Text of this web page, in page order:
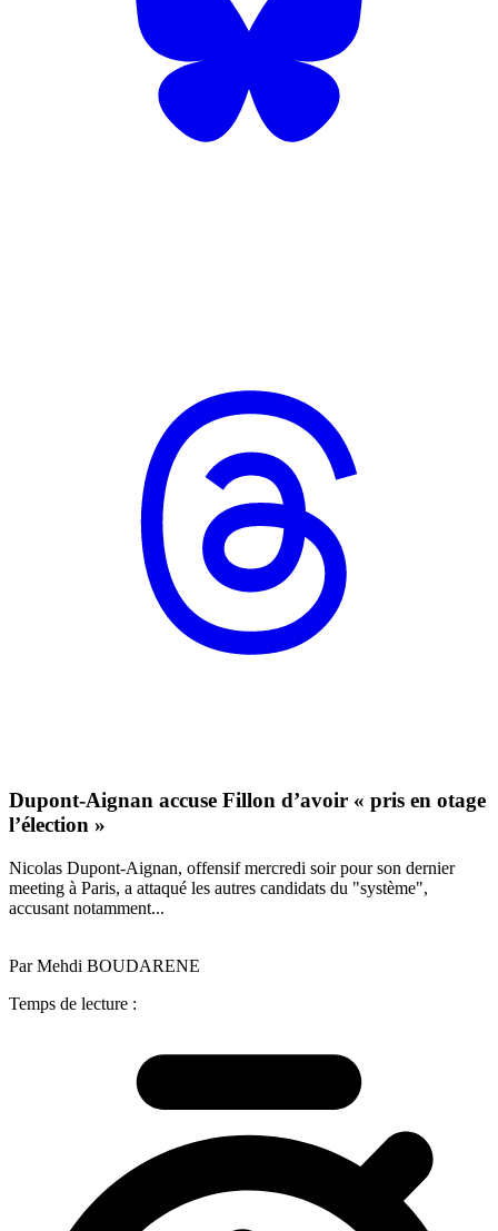
Dupont-Aignan accuse Fillon d’avoir « pris en otage
l’élection »
Nicolas Dupont-Aignan, offensif mercredi soir pour son dernier
meeting à Paris, a attaqué les autres candidats du "système",
accusant notamment...
Par Mehdi BOUDARENE
Temps de lecture :